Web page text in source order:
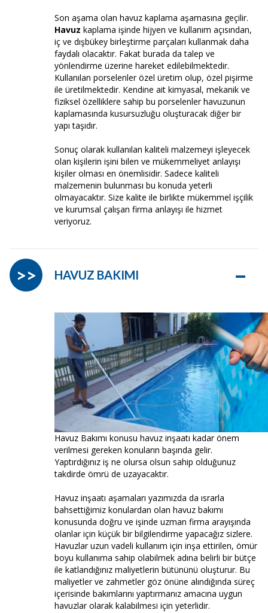
Son aşama olan havuz kaplama aşamasına geçilir.
Havuz kaplama işinde hijyen ve kullanım açısından,
iç ve dışbükey birleştirme parçaları kullanmak daha
faydalı olacaktır. Fakat burada da talep ve
yönlendirme üzerine hareket edilebilmektedir.
Kullanılan porselenler özel üretim olup, özel pişirme
ile üretilmektedir. Kendine ait kimyasal, mekanik ve
fiziksel özelliklere sahip bu porselenler havuzunun
kaplamasında kusursuzluğu oluşturacak diğer bir
yapı taşıdır.
Sonuç olarak kullanılan kaliteli malzemeyi işleyecek
olan kişilerin işini bilen ve mükemmeliyet anlayışı
kişiler olması en önemlisidir. Sadece kaliteli
malzemenin bulunması bu konuda yeterli
olmayacaktır. Size kalite ile birlikte mükemmel işçilik
ve kurumsal çalışan firma anlayışı ile hizmet
veriyoruz.
HAVUZ BAKIMI –
>>
Havuz Bakımı konusu havuz inşaatı kadar önem
verilmesi gereken konuların başında gelir.
Yaptırdığınız iş ne olursa olsun sahip olduğunuz
takdirde ömrü de uzayacaktır.
Havuz inşaatı aşamaları yazımızda da ısrarla
bahsettiğimiz konulardan olan havuz bakımı
konusunda doğru ve işinde uzman firma arayışında
olanlar için küçük bir bilgilendirme yapacağız sizlere.
Havuzlar uzun vadeli kullanım için inşa ettirilen, ömür
boyu kullanıma sahip olabilmek adına belirli bir bütçe
ile katlandığınız maliyetlerin bütününü oluşturur. Bu
maliyetler ve zahmetler göz önüne alındığında süreç
içerisinde bakımlarını yaptırmanız amacına uygun
havuzlar olarak kalabilmesi için yeterlidir.